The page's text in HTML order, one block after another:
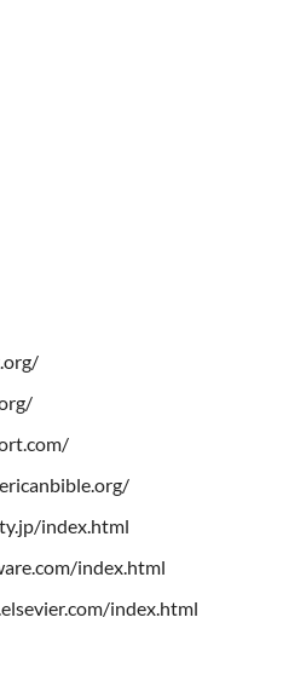
index.html
index.html
index.html